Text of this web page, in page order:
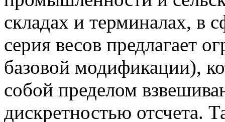
складах и терминалах, в
серия весов предлагает
базовой модификации),
собой пределом
дискретностью отсчета.